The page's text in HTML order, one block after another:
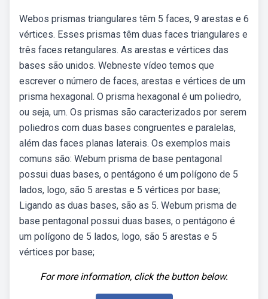
Webos prismas triangulares têm 5 faces, 9 arestas e 6
vértices. Esses prismas têm duas faces triangulares e
três faces retangulares. As arestas e vértices das
bases são unidos. Webneste vídeo temos que
escrever o número de faces, arestas e vértices de um
prisma hexagonal. O prisma hexagonal é um poliedro,
ou seja, um. Os prismas são caracterizados por serem
poliedros com duas bases congruentes e paralelas,
além das faces planas laterais. Os exemplos mais
comuns são: Webum prisma de base pentagonal
possui duas bases, o pentágono é um polígono de 5
lados, logo, são 5 arestas e 5 vértices por base;
Ligando as duas bases, são as 5. Webum prisma de
base pentagonal possui duas bases, o pentágono é
um polígono de 5 lados, logo, são 5 arestas e 5
vértices por base;
For more information, click the button below.